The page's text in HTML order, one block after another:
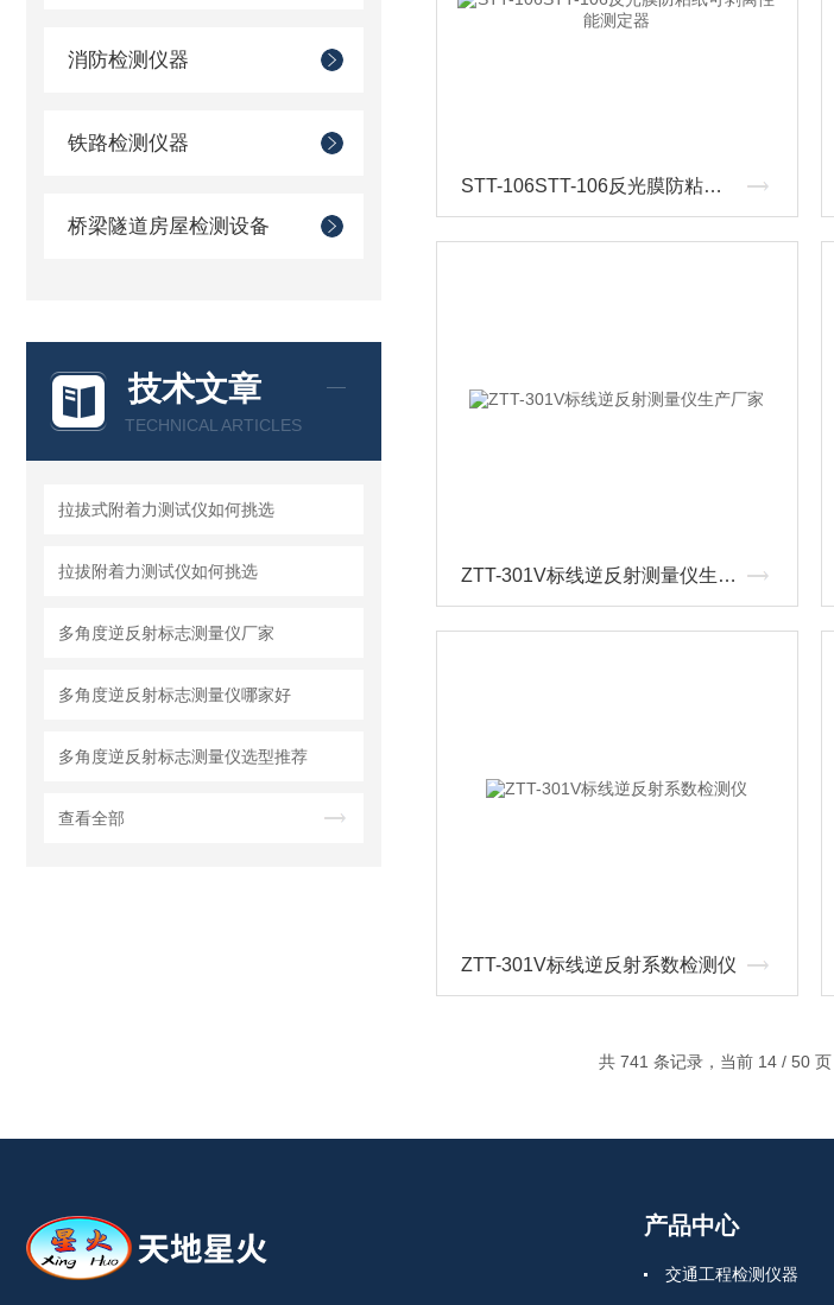
消防检测仪器
铁路检测仪器
桥梁隧道房屋检测设备
技术文章
TECHNICAL ARTICLES
拉拔式附着力测试仪如何挑选
拉拔附着力测试仪如何挑选
多角度逆反射标志测量仪厂家
多角度逆反射标志测量仪哪家好
多角度逆反射标志测量仪选型推荐
查看全部
STT-106STT-106反光膜防粘纸可剥离性能测定器
ZTT-301V标线逆反射测量仪生产厂家
ZTT-301V标线逆反射系数检测仪
共 741 条记录，当前 14 / 50 页
产品中心
交通工程检测仪器